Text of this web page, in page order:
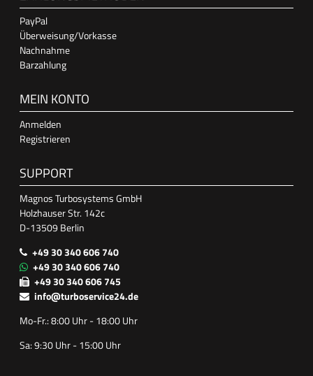
PayPal
Überweisung/Vorkasse
Nachnahme
Barzahlung
MEIN KONTO
Anmelden
Registrieren
SUPPORT
Magnos Turbosystems GmbH
Holzhauser Str. 142c
D-13509 Berlin
+49 30 340 606 740
+49 30 340 606 740
+49 30 340 606 745
info@turboservice24.de
Mo-Fr.: 8:00 Uhr - 18:00 Uhr
Sa: 9:30 Uhr - 15:00 Uhr